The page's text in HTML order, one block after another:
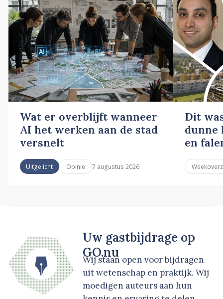
Wat er overblijft wanneer
AI het werken aan de stad
versnelt
Uitgelicht Opinie 7 augustus 2026
Dit
dunne
en
Uw gastbijdrage op
GO.nu
Wij staan open voor bijdragen
uit wetenschap en praktijk. Wij
moedigen auteurs aan hun